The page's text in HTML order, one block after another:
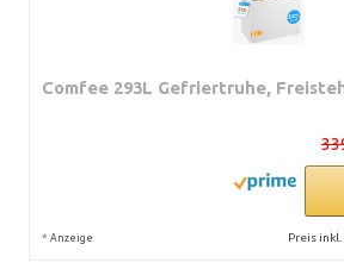
Comfee 293L Gefriertruhe,
* Anzeige Preis